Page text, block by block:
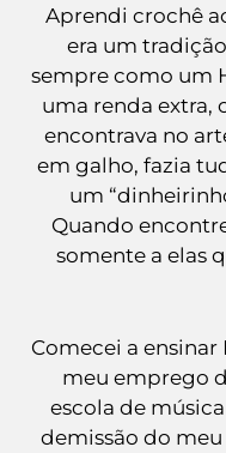
Aprendi crochê
era um
sempre como um
uma renda extra,
encontrava no
em galho, fazia
um
Quando
somente a elas
Comecei a ensinar
meu emprego
escola de
demissão do